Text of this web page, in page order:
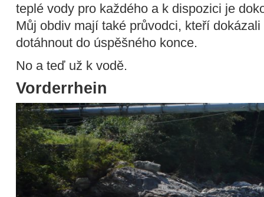
teplé vody pro každého a k dispozici je
Můj obdiv mají také průvodci, kteří
dotáhnout do úspěšného konce.
No a teď už k vodě.
Vorderrhein